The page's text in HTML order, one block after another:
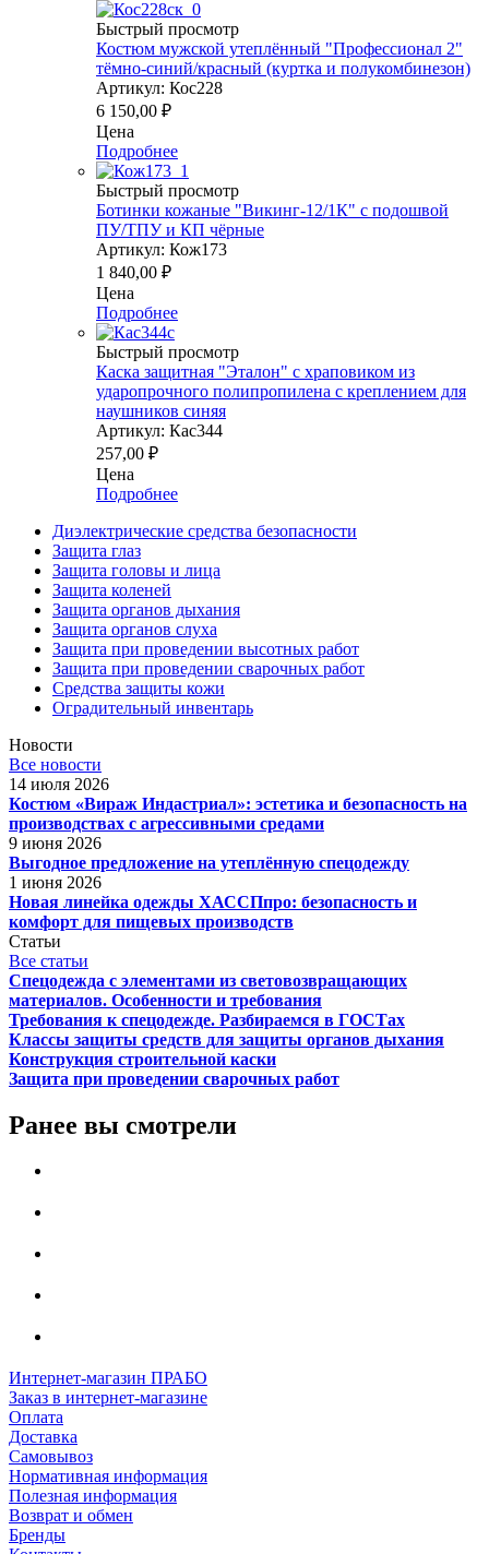
Быстрый просмотр
Костюм мужской утеплённый "Профессионал 2"
тёмно-синий/красный (куртка и полукомбинезон)
Артикул: Кос228
6 150,00 ₽
Цена
Подробнее
Быстрый просмотр
Ботинки кожаные "Викинг-12/1К" с подошвой
ПУ/ТПУ и КП чёрные
Артикул: Кож173
1 840,00 ₽
Цена
Подробнее
Быстрый просмотр
Каска защитная "Эталон" с храповиком из
ударопрочного полипропилена с креплением для
наушников синяя
Артикул: Кас344
257,00 ₽
Цена
Подробнее
Диэлектрические средства безопасности
Защита глаз
Защита головы и лица
Защита коленей
Защита органов дыхания
Защита органов слуха
Защита при проведении высотных работ
Защита при проведении сварочных работ
Средства защиты кожи
Оградительный инвентарь
Новости
Все новости
14 июля 2026
Костюм «Вираж Индастриал»: эстетика и безопасность на
производствах с агрессивными средами
9 июня 2026
Выгодное предложение на утеплённую спецодежду
1 июня 2026
Новая линейка одежды ХАССПпро: безопасность и
комфорт для пищевых производств
Статьи
Все статьи
Спецодежда с элементами из световозвращающих
материалов. Особенности и требования
Требования к спецодежде. Разбираемся в ГОСТах
Классы защиты средств для защиты органов дыхания
Конструкция строительной каски
Защита при проведении сварочных работ
Ранее вы смотрели
Интернет-магазин ПРАБО
Заказ в интернет-магазине
Оплата
Доставка
Самовывоз
Нормативная информация
Полезная информация
Возврат и обмен
Бренды